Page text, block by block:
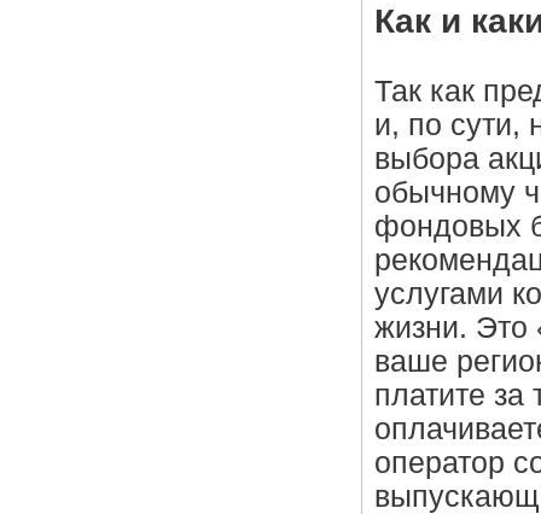
Как и
Так как
и, по сути,
выбора
обычному
фондовых
услугами
жизни. Это
ваше
платите
оператор